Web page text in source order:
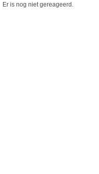
Er is nog niet gereageerd.